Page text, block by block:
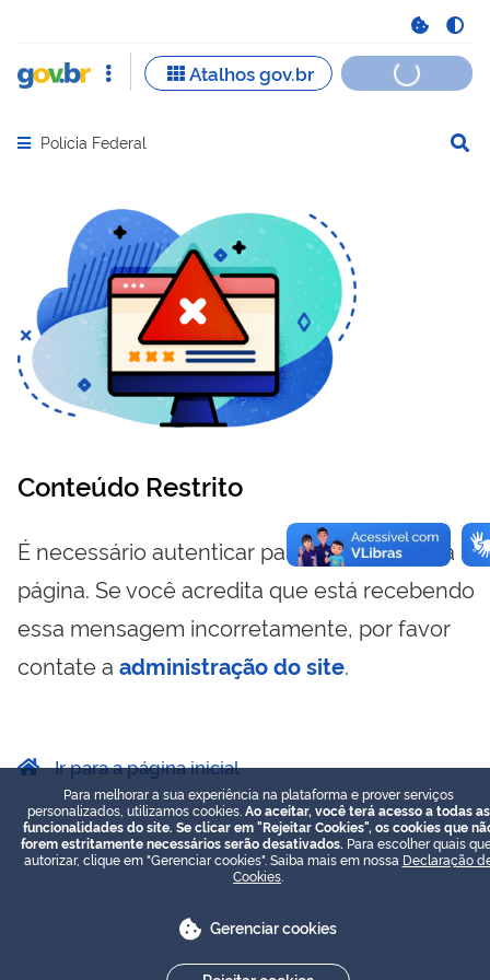
Abrir menu principal de navegação
Polícia Federal
Conteúdo Restrito
É necessário autenticar para visualizar essa
página. Se você acredita que está recebendo
essa mensagem incorretamente, por favor
contate a administração do site.
Ir para a página inicial
Para melhorar a sua experiência na plataforma e prover serviços
personalizados, utilizamos cookies. Ao aceitar, você terá acesso a todas as
funcionalidades do site. Se clicar em "Rejeitar Cookies", os cookies que
forem estritamente necessários serão desativados. Para escolher quais
autorizar, clique em "Gerenciar cookies". Saiba mais em nossa Declaração
Cookies
Gerenciar cookies